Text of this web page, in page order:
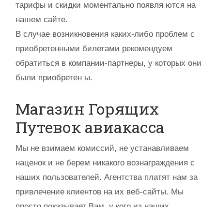
тарифы и скидки моментально появля ются на
нашем сайте.
В случае возникновения каких-либо проблем с
приобретенными билетами рекомендуем
обратиться в компании-партнеры, у которых они
были приобретен ы.
Магазин Горящих
Путевок авиакасса
Мы не взимаем комиссий, не устанавливаем
наценок и не берем никакого вознаграждения с
наших пользователей. Агентства платят нам за
привлечение клиентов на их веб-сайты. Мы